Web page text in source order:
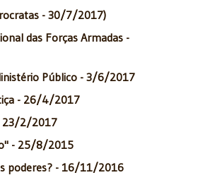
- 30/7/2017)
das Forças Armadas -
Público - 3/6/2017
- 26/4/2017
23/2/2017
- 25/8/2015
poderes? - 16/11/2016